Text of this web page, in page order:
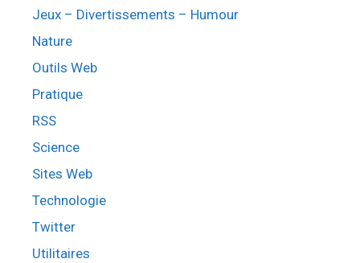
Jeux – Divertissements – Humour
Nature
Outils Web
Pratique
RSS
Science
Sites Web
Technologie
Twitter
Utilitaires